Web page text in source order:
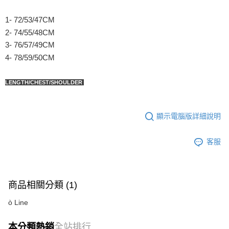
1- 72/53/47CM
2- 74/55/48CM
3- 76/57/49CM
4- 78/59/50CM
LENGTH/CHEST/SHOULDER
顯示電腦版詳細說明
客服
商品相關分類 (1)
ò Line